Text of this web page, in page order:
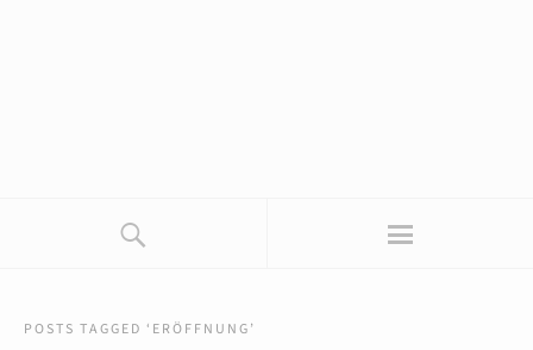
POSTS TAGGED ‘ ERÖFFNUNG’